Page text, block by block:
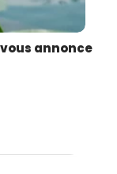
annonce